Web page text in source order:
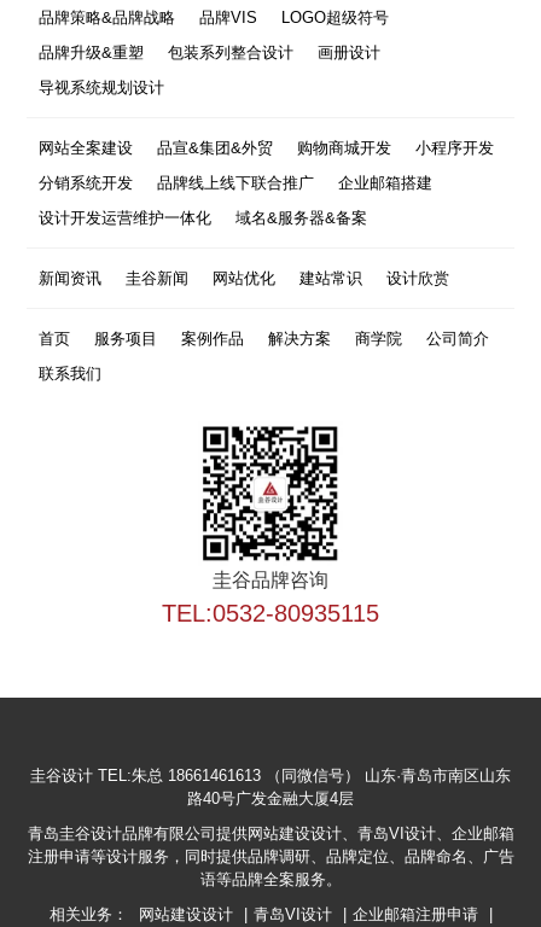
品牌策略&品牌战略 品牌VIS
LOGO超级符号
品牌升级&重塑
包装系列整合设计
画册设计
导视系统规划设计
网站全案建设 品宣&集团&外贸 购物商城开发
小程序开发
分销系统开发
品牌线上线下联合推广
企业邮箱搭建
设计开发运营维护一体化
域名&服务器&备案
新闻资讯 圭谷新闻 网站优化 建站常识 设计欣赏
首页 服务项目 案例作品 解决方案 商学院
公司简介
联系我们
圭谷品牌咨询
TEL:0532-80935115
圭谷设计 TEL:朱总 18661461613 （同微信号） 山东·青岛市南区山东
路40号广发金融大厦4层
青岛圭谷设计品牌有限公司提供网站建设设计、青岛VI设计、企业邮箱
注册申请等设计服务，同时提供品牌调研、品牌定位、品牌命名、广告
语等品牌全案服务。
相关业务：
网站建设设计 青岛VI设计 企业邮箱注册申请